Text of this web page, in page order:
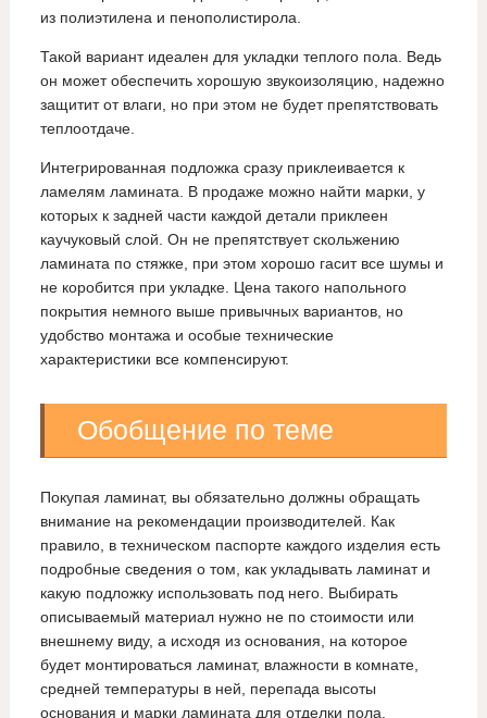
из полиэтилена и пенополистирола.
Такой вариант идеален для укладки теплого пола. Ведь
он может обеспечить хорошую звукоизоляцию, надежно
защитит от влаги, но при этом не будет препятствовать
теплоотдаче.
Интегрированная подложка сразу приклеивается к
ламелям ламината. В продаже можно найти марки, у
которых к задней части каждой детали приклеен
каучуковый слой. Он не препятствует скольжению
ламината по стяжке, при этом хорошо гасит все шумы и
не коробится при укладке. Цена такого напольного
покрытия немного выше привычных вариантов, но
удобство монтажа и особые технические
характеристики все компенсируют.
Обобщение по теме
Покупая ламинат, вы обязательно должны обращать
внимание на рекомендации производителей. Как
правило, в техническом паспорте каждого изделия есть
подробные сведения о том, как укладывать ламинат и
какую подложку использовать под него. Выбирать
описываемый материал нужно не по стоимости или
внешнему виду, а исходя из основания, на которое
будет монтироваться ламинат, влажности в комнате,
средней температуры в ней, перепада высоты
основания и марки ламината для отделки пола.